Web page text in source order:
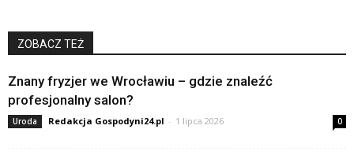
ZOBACZ TEŻ
Znany fryzjer we Wrocławiu – gdzie znaleźć
profesjonalny salon?
Uroda Redakcja Gospodyni24.pl - 1 lipca 2026 0